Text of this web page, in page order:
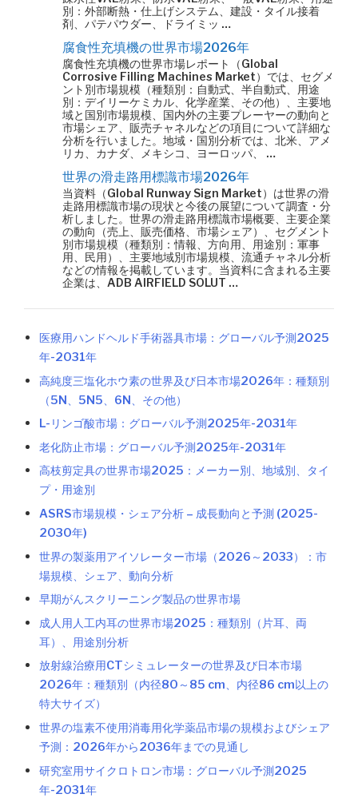
別：外部断熱・仕上げシステム、建設・タイル接着
剤、パテパウダー、ドライミッ …
腐食性充填機の世界市場2026年
腐食性充填機の世界市場レポート（Global
Corrosive Filling Machines Market）では、セグメ
ント別市場規模（種類別：自動式、半自動式、用途
別：デイリーケミカル、化学産業、その他）、主要地
域と国別市場規模、国内外の主要プレーヤーの動向と
市場シェア、販売チャネルなどの項目について詳細な
分析を行いました。地域・国別分析では、北米、アメ
リカ、カナダ、メキシコ、ヨーロッパ、 …
世界の滑走路用標識市場2026年
当資料（Global Runway Sign Market）は世界の滑
走路用標識市場の現状と今後の展望について調査・分
析しました。世界の滑走路用標識市場概要、主要企業
の動向（売上、販売価格、市場シェア）、セグメント
別市場規模（種類別：情報、方向用、用途別：軍事
用、民用）、主要地域別市場規模、流通チャネル分析
などの情報を掲載しています。当資料に含まれる主要
企業は、ADB AIRFIELD SOLUT …
医療用ハンドヘルド手術器具市場：グローバル予測2025
年-2031年
高純度三塩化ホウ素の世界及び日本市場2026年：種類別
（5N、5N5、6N、その他）
L-リンゴ酸市場：グローバル予測2025年-2031年
老化防止市場：グローバル予測2025年-2031年
高枝剪定具の世界市場2025：メーカー別、地域別、タイ
プ・用途別
ASRS市場規模・シェア分析 – 成長動向と予測 (2025-
2030年)
世界の製薬用アイソレーター市場（2026～2033）：市
場規模、シェア、動向分析
早期がんスクリーニング製品の世界市場
成人用人工内耳の世界市場2025：種類別（片耳、両
耳）、用途別分析
放射線治療用CTシミュレーターの世界及び日本市場
2026年：種類別（内径80～85 cm、内径86 cm以上の
特大サイズ）
世界の塩素不使用消毒用化学薬品市場の規模およびシェア
予測：2026年から2036年までの見通し
研究室用サイクロトロン市場：グローバル予測2025
年-2031年